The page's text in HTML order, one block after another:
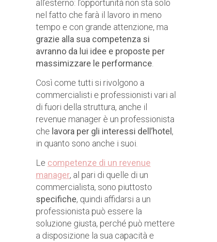
all’esterno: l’opportunità non sta solo
nel fatto che farà il lavoro in meno
tempo e con grande attenzione, ma
grazie alla sua competenza si
avranno da lui idee e proposte per
massimizzare le performance.
Così come tutti si rivolgono a
commercialisti e professionisti vari al
di fuori della struttura, anche il
revenue manager è un professionista
che lavora per gli interessi dell’hotel ,
in quanto sono anche i suoi.
Le competenze di un revenue
manager, al pari di quelle di un
commercialista, sono piuttosto
specifiche, quindi affidarsi a un
professionista può essere la
soluzione giusta, perché può mettere
a disposizione la sua capacità e